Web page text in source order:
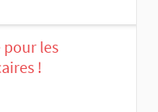
pour les
!